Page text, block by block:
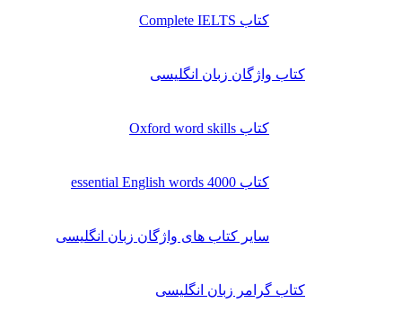
کتاب Complete IELTS
کتاب واژگان زبان انگلیسی
کتاب Oxford word skills
کتاب essential English words 4000
سایر کتاب های واژگان زبان انگلیسی
کتاب گرامر زبان انگلیسی